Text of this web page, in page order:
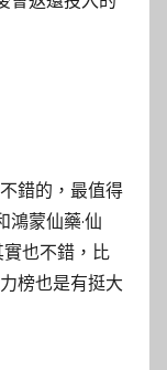
錯的，最值得
鴻蒙仙藥·仙
也不錯，比
榜也是有挺大